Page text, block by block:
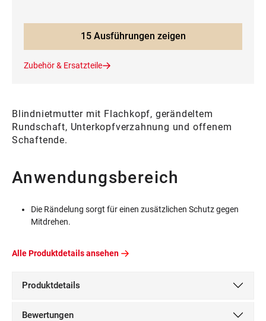
15 Ausführungen zeigen
Zubehör & Ersatzteile
Blindnietmutter mit Flachkopf, gerändeltem
Rundschaft, Unterkopfverzahnung und offenem
Schaftende.
Anwendungsbereich
Die Rändelung sorgt für einen zusätzlichen Schutz gegen
Mitdrehen.
Alle Produktdetails ansehen
Produktdetails
Bewertungen